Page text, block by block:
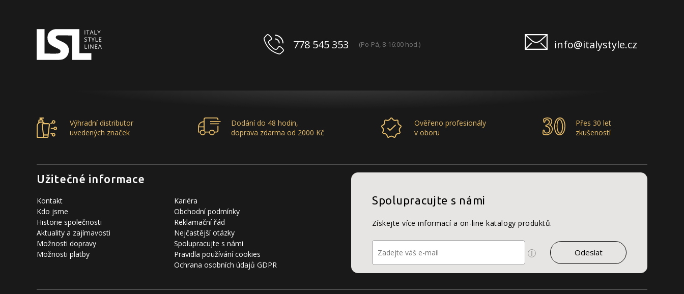
778 545 353 (Po-Pá, 8-16:00 hod.) info@italystyle.cz
Výhradní distributor
uvedených značek
Dodání do 48 hodin,
doprava zdarma od 2000 Kč
Ověřeno profesionály
v oboru
Přes 30 let
zkušeností
Užitečné informace
Kontakt
Kdo jsme
Historie společnosti
Aktuality a zajímavosti
Možnosti dopravy
Možnosti platby
Kariéra
Obchodní podmínky
Reklamační řád
Nejčastější otázky
Spolupracujte s námi
Pravidla používání cookies
Ochrana osobních údajů GDPR
Spolupracujte s námi
Získejte více informací a on-line katalogy produktů.